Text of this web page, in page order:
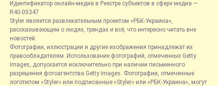
Идентификатор онлайн-медиа в Реестре субъектов в сфере медиа —
R40-05347
Styler является развлекательным проектом «РБК-Украина»,
рассказывающим о людях, трендах и всё, что интересно читать вне
новостей.
Фотографии, иллюстрации и другие изображения принадлежат их
правообладателям. Использование фотографий, отмеченных Getty
Images, допускается исключительно при наличии письменного
разрешения фотоагентства Getty Images. Фотографии, отмеченные
логотипом «Styler» или подписанные «Styler» или «РБК-Украина», могут